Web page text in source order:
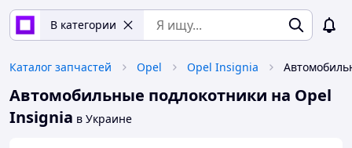
В категории
Каталог запчастей Opel Opel Insignia
Автомобильные подлокотники на Opel
Insignia в Украине